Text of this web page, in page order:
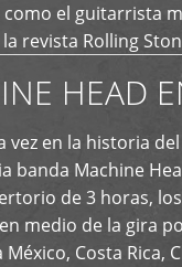
el guitarrista
revista Rolling
HEAD
vez en la historia
banda Machine
de 3 horas,
medio de la gira
México, Costa Rica,